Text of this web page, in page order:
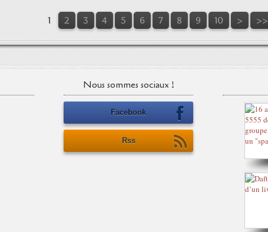
1 2 3 4 5 6 7 8 9 10 > >>
Nous sommes sociaux !
Facebook
Rss